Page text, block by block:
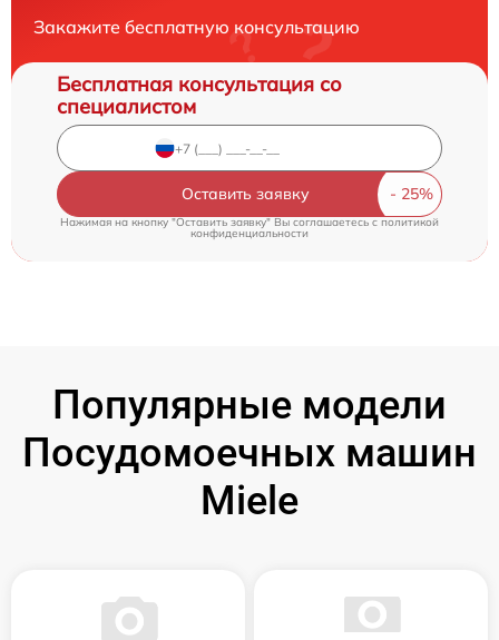
Закажите бесплатную консультацию
Бесплатная консультация со
специалистом
Оставить заявку
Нажимая на кнопку "Оставить заявку" Вы соглашаетесь cполитикой
конфиденциальности
Популярные модели
Посудомоечных машин
Miele